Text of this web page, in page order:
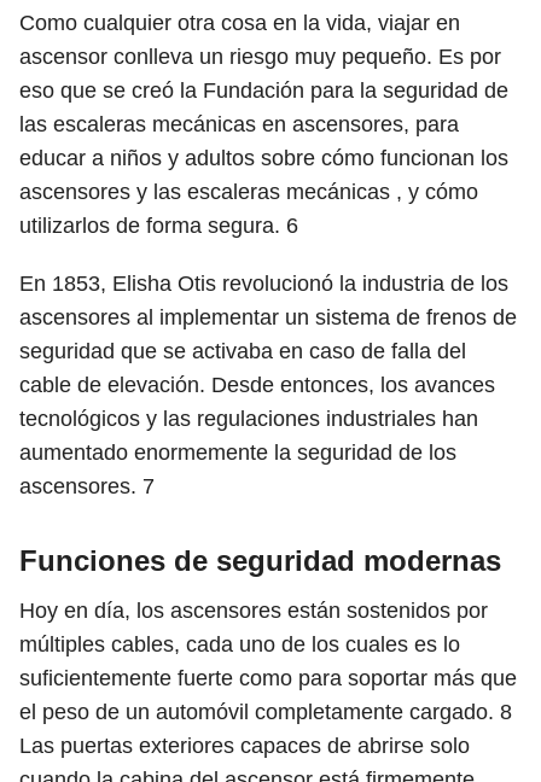
Como cualquier otra cosa en la vida, viajar en
ascensor conlleva un riesgo muy pequeño. Es por
eso que se creó la Fundación para la seguridad de
las escaleras mecánicas en ascensores, para
educar a niños y adultos sobre cómo funcionan los
ascensores y las escaleras mecánicas , y cómo
utilizarlos de forma segura. 6
En 1853, Elisha Otis revolucionó la industria de los
ascensores al implementar un sistema de frenos de
seguridad que se activaba en caso de falla del
cable de elevación. Desde entonces, los avances
tecnológicos y las regulaciones industriales han
aumentado enormemente la seguridad de los
ascensores. 7
Funciones de seguridad modernas
Hoy en día, los ascensores están sostenidos por
múltiples cables, cada uno de los cuales es lo
suficientemente fuerte como para soportar más que
el peso de un automóvil completamente cargado. 8
Las puertas exteriores capaces de abrirse solo